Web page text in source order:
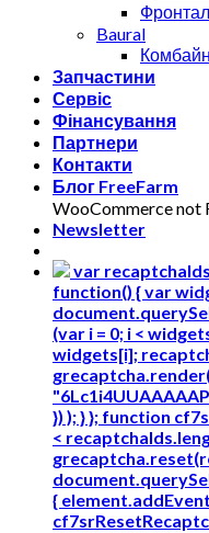
Baural
Запчастини
Сервіс
Фінансування
Партнери
Контакти
Блог FreeFarm
WooCommerce not
Newsletter
var
function() { var
(var i = 0; i <
widgets[i];
}) ); } }; function
<
{